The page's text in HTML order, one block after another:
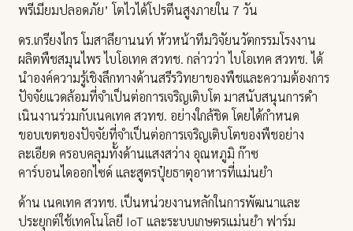
พรีเมียมปลอดภัย’ โตไวได้โปรตีนสูงภายใน 7 วัน
ดร.เกรียงไกร โมสาลียานนท์ หัวหน้าทีมวิจัยนวัตกรรมโรงงาน
ผลิตพืชสมุนไพร ไบโอเทค สวทช. กล่าวว่า ไบโอเทค สวทช. ได้
นำองค์ความรู้เชิงลึกทางด้านสรีรวิทยาของพืชและความต้องการ
ปัจจัยแวดล้อมที่จำเป็นต่อการเจริญเติบโต มาสนับสนุนการดำ
เนินงานร่วมกับเนคเทค สวทช. อย่างใกล้ชิด โดยได้กำหนด
ขอบเขตของปัจจัยที่จำเป็นต่อการเจริญเติบโตของพืชอย่าง
ละเอียด ครอบคลุมทั้งด้านแสงสว่าง อุณหภูมิ ก๊าซ
คาร์บอนไดออกไซด์ และสูตรปุ๋ยธาตุอาหารที่แม่นยำ
ด้าน เนคเทค สวทช. เป็นหน่วยงานหลักในการพัฒนาและ
ประยุกต์ใช้เทคโนโลยี IoT และระบบเกษตรแม่นยำ ฟาร์ม